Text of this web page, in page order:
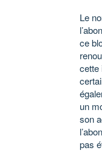
Le
ce
cette
un
son
pas